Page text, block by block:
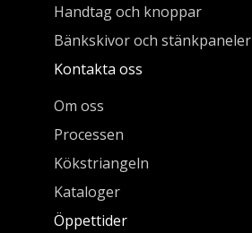
Handtag och knoppar
Bänkskivor och stänkpaneler
Kontakta oss
Om oss
Processen
Kökstriangeln
Kataloger
Öppettider